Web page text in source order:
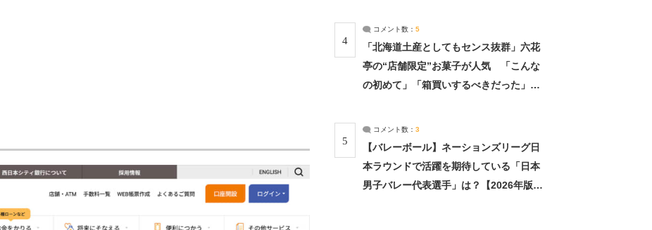
4
コメント数： 5
「北海道土産としてもセンス抜群」六花
亭の“店舗限定”お菓子が人気 「こんな
の初めて」「箱買いするべきだった」
5
コメント数： 3
【バレーボール】ネーションズリーグ日
本ラウンドで活躍を期待している「日本
男子バレー代表選手」は？【2026年版・